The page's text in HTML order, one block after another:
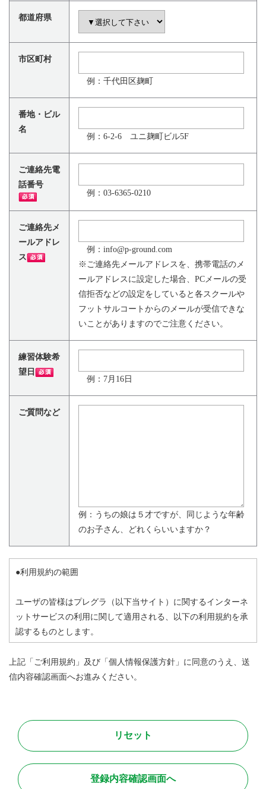
都道府県
市区町村
例：千代田区麹町
番地・ビル
名
例：6-2-6 ユニ麹町ビル5F
ご連絡先電
話番号
例：03-6365-0210
ご連絡先メ
ールアドレ
ス
例：info@p-ground.com
※ご連絡先メールアドレスを、携帯電話のメ
ールアドレスに設定した場合、PCメールの受
信拒否などの設定をしていると各スクールや
フットサルコートからのメールが受信できな
いことがありますのでご注意ください。
練習体験希
望日
例：7月16日
ご質問など
例：うちの娘は５才ですが、同じような年齢
のお子さん、どれくらいいますか？
●利用規約の範囲
ユーザの皆様はプレグラ（以下当サイト）に関するインターネ
ットサービスの利用に関して適用される、以下の利用規約を承
認するものとします。
この利用規約の他、当サイトからリンクされた他サイト、また
利用する個別サービスの利用規約（本利用規約では網羅できな
●禁止行為
本サービス利用に関しまして、全てのユーザが法令に則って安
上記「ご利用規約」及び「個人情報保護方針」に同意のうえ、送
信内容確認画面へお進みください。